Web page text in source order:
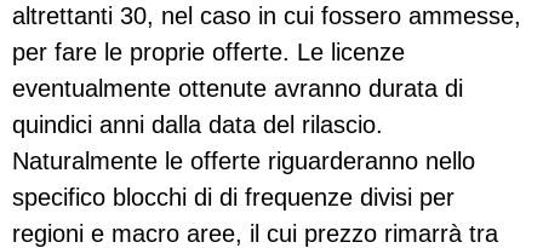
altrettanti 30, nel caso in cui fossero ammesse,
per fare le proprie offerte. Le licenze
eventualmente ottenute avranno durata di
quindici anni dalla data del rilascio.
Naturalmente le offerte riguarderanno nello
specifico blocchi di di frequenze divisi per
regioni e macro aree, il cui prezzo rimarrà tra